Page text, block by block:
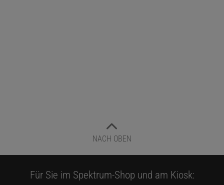
NACH OBEN
Für Sie im Spektrum-Shop und am Kiosk: